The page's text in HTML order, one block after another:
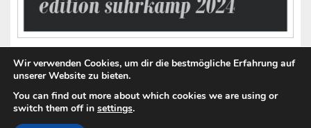
Copyright © 2026 Zwischenwelt International
Wir verwenden Cookies, um dir die bestmögliche Erfahrung auf
unserer Website zu bieten.
You can find out more about which cookies we are using or
switch them off in settings.